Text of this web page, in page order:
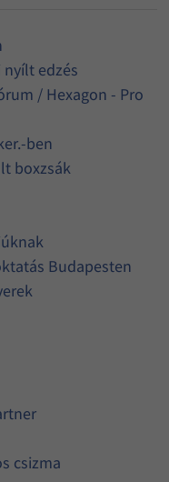
nyílt edzés
/ Hexagon - Pro
ben
boxzsák
Budapesten
csizma